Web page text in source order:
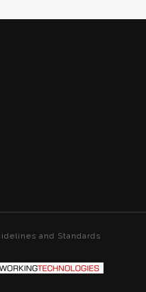
and Standards